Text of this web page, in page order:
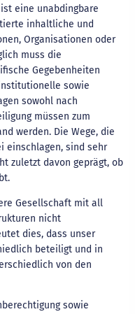
eine unabdingbare
inhaltliche und
Organisationen oder
muss die
Gegebenheiten
sowie
sowohl nach
müssen zum
werden. Die Wege, die
einschlagen, sind sehr
zuletzt davon geprägt, ob
Gesellschaft mit all
nicht
dies, dass unser
beteiligt und in
von den
sowie